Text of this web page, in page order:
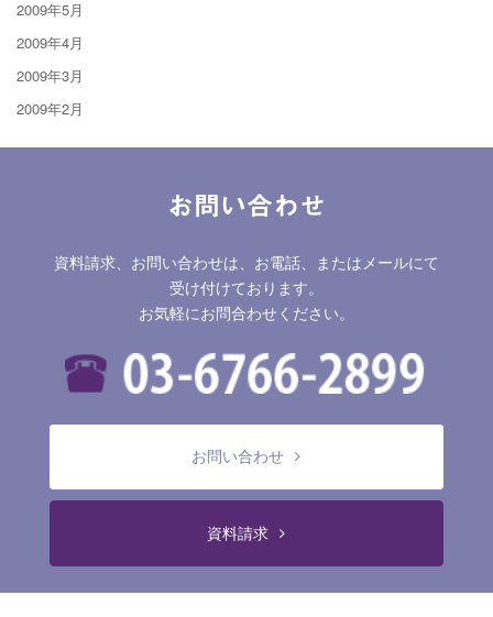
2009年5月
2009年4月
2009年3月
2009年2月
お問い合わせ
資料請求、お問い合わせは、お電話、またはメールにて
受け付けております。
お気軽にお問合わせください。
お問い合わせ
資料請求